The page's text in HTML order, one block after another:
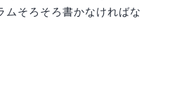
そろそろ書かなければな